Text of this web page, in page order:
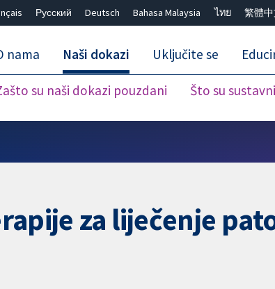
Русский Deutsch Bahasa Malaysia ไทย 繁體
nama Naši dokazi
su naši dokazi pouzdani Što su
Uključite se
za liječenje